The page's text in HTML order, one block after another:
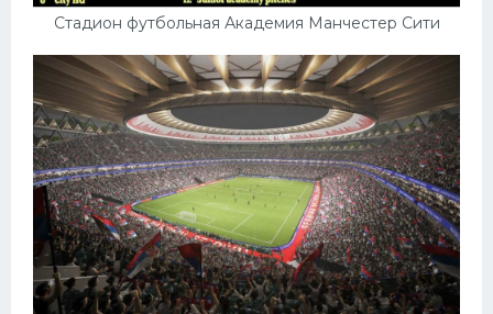
Стадион футбольная Академия Манчестер Сити